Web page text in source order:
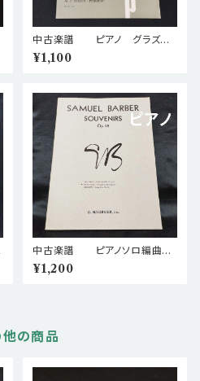
中古楽譜 ピアノ グラズノ
フ 2つの即興的前奏曲 ト短
調、ホ短調 棚BASEa5
¥1,100
中古楽譜 ピアノソロ編曲
サミュエル・バーバー スーヴェ
ニール（思い出） Op. 28 棚B
¥1,200
他の商品